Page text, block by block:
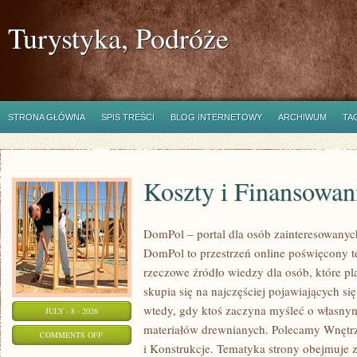
Turystyka, Podróże
STRONA GŁÓWNA SPIS TREŚCI BLOG INTERNETOWY ARCHIWUM
JULY - 8 - 2026
COMMENTS OFFON
Koszty i
DomPol – portal dla osób
DomPol to przestrzeń online poświęcony
rzeczowe źródło wiedzy dla osób, które
skupia się na najczęściej pojawiających
wtedy, gdy ktoś zaczyna myśleć o
materiałów drewnianych. Polecamy
i Konstrukcje. Tematyka strony obejmuje